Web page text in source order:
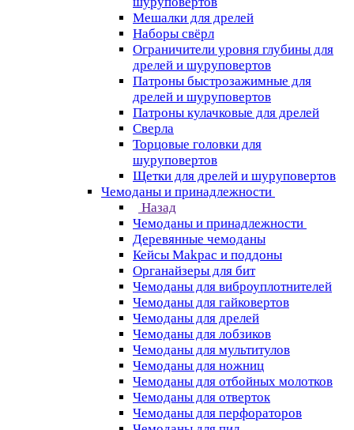
Мешалки для дрелей
Наборы свёрл
Ограничители уровня глубины для
дрелей и шуруповертов
Патроны быстрозажимные для
дрелей и шуруповертов
Патроны кулачковые для дрелей
Сверла
Торцовые головки для
шуруповертов
Щетки для дрелей и шуруповертов
Чемоданы и принадлежности
Назад
Чемоданы и принадлежности
Деревянные чемоданы
Кейсы Makpac и поддоны
Органайзеры для бит
Чемоданы для виброуплотнителей
Чемоданы для гайковертов
Чемоданы для дрелей
Чемоданы для лобзиков
Чемоданы для мультитулов
Чемоданы для ножниц
Чемоданы для отбойных молотков
Чемоданы для отверток
Чемоданы для перфораторов